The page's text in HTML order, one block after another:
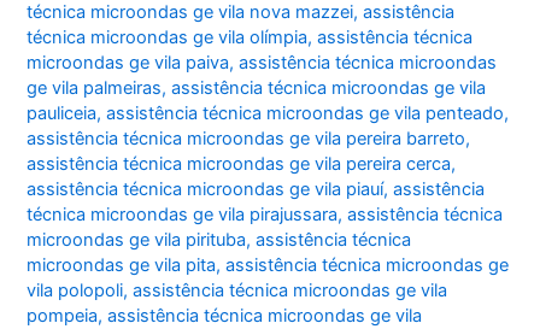
técnica microondas ge vila nova mazzei,assistência
técnica microondas ge vila olímpia,assistência técnica
microondas ge vila paiva,assistência técnica microondas
ge vila palmeiras,assistência técnica microondas ge vila
pauliceia,assistência técnica microondas ge vila penteado,
assistência técnica microondas ge vila pereira barreto,
assistência técnica microondas ge vila pereira cerca,
assistência técnica microondas ge vila piauí,assistência
técnica microondas ge vila pirajussara,assistência técnica
microondas ge vila pirituba,assistência técnica
microondas ge vila pita,assistência técnica microondas ge
vila polopoli,assistência técnica microondas ge vila
pompeia,assistência técnica microondas ge vila